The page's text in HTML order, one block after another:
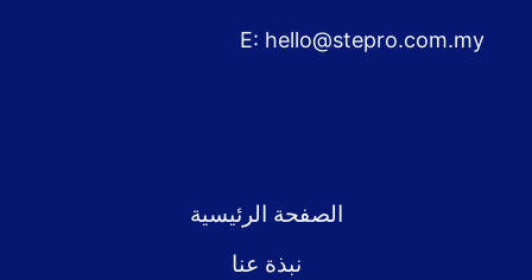
E:
الصفحة الرئيسية
نبذة عنا